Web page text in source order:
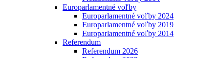
Europarlamentné voľby
Europarlamentné voľby 2024
Europarlamentné voľby 2019
Europarlamentné voľby 2014
Referendum
Referendum 2026